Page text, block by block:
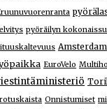
pyöräilyn
Amsterdam
EuroVelo
Onnistumiset